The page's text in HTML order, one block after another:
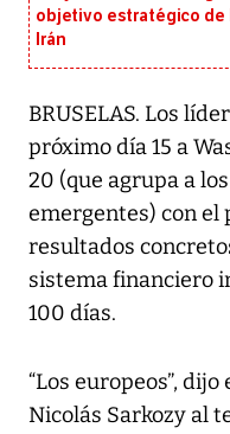
objetivo estratégico de
Irán
BRUSELAS. Los
próximo día 15 a
20 (que agrupa a
emergentes) con el
resultados
sistema financiero
100 días.
“Los europeos”,
Nicolás Sarkozy al